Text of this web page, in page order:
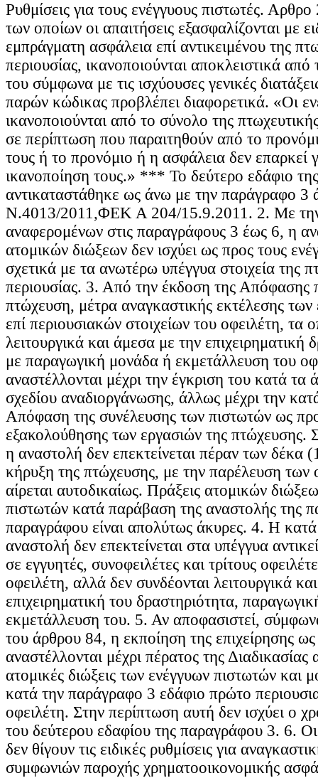
Ρυθμίσεις για τους ενέγγυους πιστωτές.
των οποίων οι απαιτήσεις εξασφαλίζονται με
εμπράγματη ασφάλεια επί αντικειμένου της
περιουσίας, ικανοποιούνται αποκλειστικά
του σύμφωνα με τις ισχύουσες γενικές
παρών κώδικας προβλέπει διαφορετικά. «Οι
ικανοποιούνται από το σύνολο της
σε περίπτωση που παραιτηθούν από το
τους ή το προνόμιο ή η ασφάλεια δεν επαρκεί
ικανοποίηση τους.» *** Το δεύτερο εδάφιο
αντικαταστάθηκε ως άνω με την παράγραφο 3
Ν.4013/2011,ΦΕΚ Α 204/15.9.2011. 2. Με την
αναφερομένων στις παραγράφους 3 έως 6, η
ατομικών διώξεων δεν ισχύει ως προς τους
σχετικά με τα ανωτέρω υπέγγυα στοιχεία της
περιουσίας. 3. Από την έκδοση της Απόφασης
πτώχευση, μέτρα αναγκαστικής εκτέλεσης
επί περιουσιακών στοιχείων του οφειλέτη, τα
λειτουργικά και άμεσα με την επιχειρηματική
με παραγωγική μονάδα ή εκμετάλλευση του
αναστέλλονται μέχρι την έγκριση του κατά τα
σχεδίου αναδιοργάνωσης, άλλως μέχρι την
Απόφαση της συνέλευσης των πιστωτών ως
εξακολούθησης των εργασιών της πτώχευσης.
η αναστολή δεν επεκτείνεται πέραν των δέκα
κήρυξη της πτώχευσης, με την παρέλευση των
αίρεται αυτοδικαίως. Πράξεις ατομικών
πιστωτών κατά παράβαση της αναστολής της
παραγράφου είναι απολύτως άκυρες. 4. Η
αναστολή δεν επεκτείνεται στα υπέγγυα
σε εγγυητές, συνοφειλέτες και τρίτους
οφειλέτη, αλλά δεν συνδέονται λειτουργικά
επιχειρηματική του δραστηριότητα,
εκμετάλλευση του. 5. Αν αποφασιστεί, σύμφωνα
του άρθρου 84, η εκποίηση της επιχείρησης
αναστέλλονται μέχρι πέρατος της Διαδικασίας
ατομικές διώξεις των ενέγγυων πιστωτών και
κατά την παράγραφο 3 εδάφιο πρώτο
οφειλέτη. Στην περίπτωση αυτή δεν ισχύει ο
του δεύτερου εδαφίου της παραγράφου 3. 6.
δεν θίγουν τις ειδικές ρυθμίσεις για
συμφωνιών παροχής χρηματοοικονομικής